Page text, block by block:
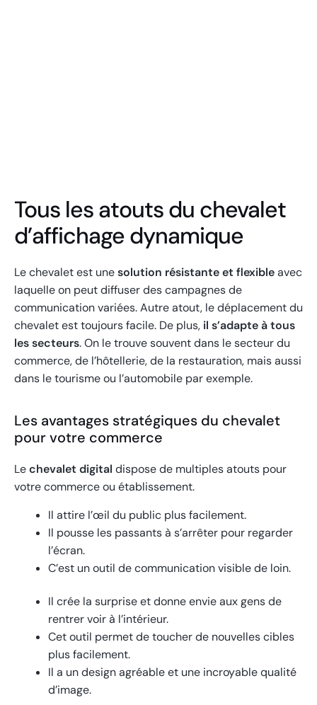
Tous les atouts du chevalet
d’affichage dynamique
Le chevalet est unesolution résistante et flexibleavec
laquelle on peut diffuser des campagnes de
communication variées. Autre atout, le déplacement du
chevalet est toujours facile. De plus, il s’adapte à tous
les secteurs. On le trouve souvent dans le secteur du
commerce, de l’hôtellerie, de la restauration, mais aussi
dans le tourisme ou l’automobile par exemple.
Les avantages stratégiques du chevalet
pour votre commerce
Lechevalet digital dispose de multiples atouts pour
votre commerce ou établissement.
Il attire l’œil du public plus facilement.
Il pousse les passants à s’arrêter pour regarder
l’écran.
C’est un outil de communication visible de loin.
Il crée la surprise et donne envie aux gens de
rentrer voir à l’intérieur.
Cet outil permet de toucher de nouvelles cibles
plus facilement.
Il a un design agréable et une incroyable qualité
d’image.